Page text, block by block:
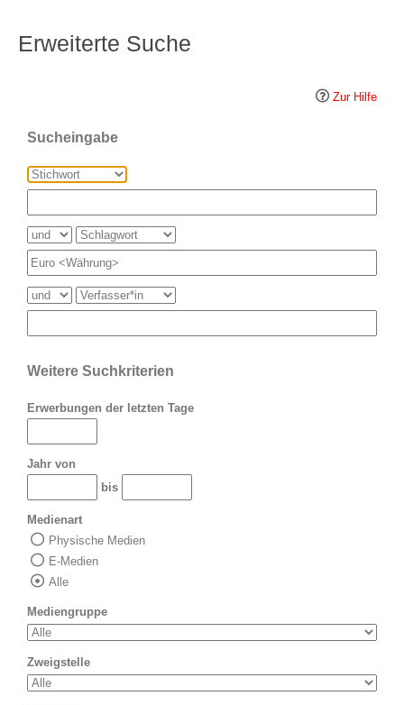
Erweiterte Suche
Zur Hilfe
Sucheingabe
Weitere Suchkriterien
Erwerbungen der letzten Tage
Jahr von
bis
Medienart
Physische Medien
E-Medien
Alle
Mediengruppe
Zweigstelle